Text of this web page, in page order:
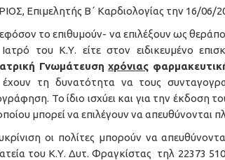
Επιμελητής Β΄ Καρδιολογίας την 16/06/
το επιθυμούν- να επιλέξουν ως
Ιατρό του Κ.Υ. είτε στον ειδικευμένο
Γνωμάτευσηχρόνιας
έχουν τη δυνατότητα να τους
Το ίδιο ισχύει και για την έκδοση
μπορεί να επιλέγουν να απευθύνονται
οι πολίτες μπορούν να
του Κ.Υ. Δυτ. Φραγκίστας τηλ 22373